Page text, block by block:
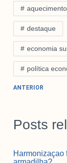
destaque
economia
política
ANTERIOR
Posts
Harmonizaçao